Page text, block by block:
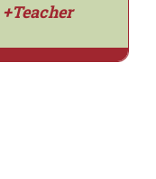
+Teacher